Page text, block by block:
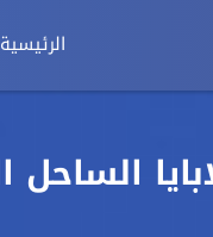
الرئيسية